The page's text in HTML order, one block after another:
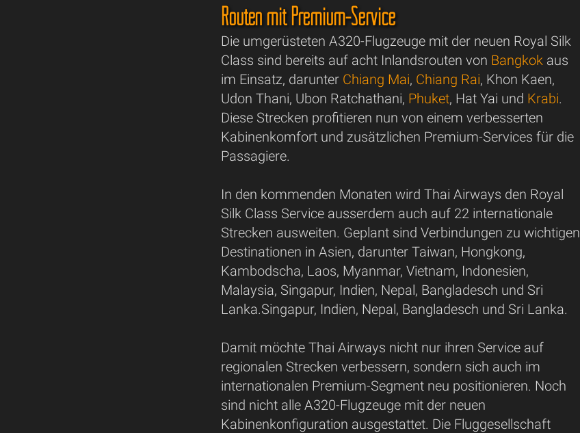
Routen mit Premium-Service
Die umgerüsteten A320-Flugzeuge mit der neuen Royal Silk
Class sind bereits auf acht Inlandsrouten von Bangkok aus
im Einsatz, darunter Chiang Mai, Chiang Rai, Khon Kaen,
Udon Thani, Ubon Ratchathani, Phuket, Hat Yai und Krabi.
Diese Strecken profitieren nun von einem verbesserten
Kabinenkomfort und zusätzlichen Premium-Services für die
Passagiere.
In den kommenden Monaten wird Thai Airways den Royal
Silk Class Service ausserdem auch auf 22 internationale
Strecken ausweiten. Geplant sind Verbindungen zu wichtigen
Destinationen in Asien, darunter Taiwan, Hongkong,
Kambodscha, Laos, Myanmar, Vietnam, Indonesien,
Malaysia, Singapur, Indien, Nepal, Bangladesch und Sri
Lanka.Singapur, Indien, Nepal, Bangladesch und Sri Lanka.
Damit möchte Thai Airways nicht nur ihren Service auf
regionalen Strecken verbessern, sondern sich auch im
internationalen Premium-Segment neu positionieren. Noch
sind nicht alle A320-Flugzeuge mit der neuen
Kabinenkonfiguration ausgestattet. Die Fluggesellschaft